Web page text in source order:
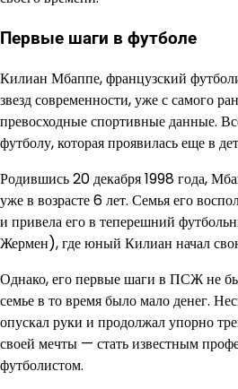
Первые шаги в футболе
Килиан Мбаппе, французский
звезд современности, уже с самого
превосходные спортивные данные.
футболу, которая проявилась еще в
Родившись 20 декабря 1998 года,
уже в возрасте 6 лет. Семья его
и привела его в теперешний
Жермен), где юный Килиан начал
Однако, его первые шаги в ПСЖ не
семье в то время было мало денег.
опускал руки и продолжал упорно
своей мечты — стать известным
футболистом.